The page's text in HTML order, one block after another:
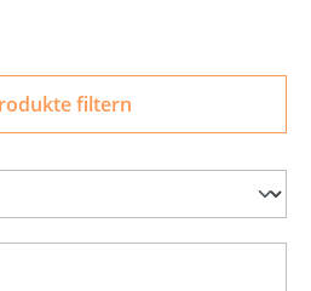
filtern